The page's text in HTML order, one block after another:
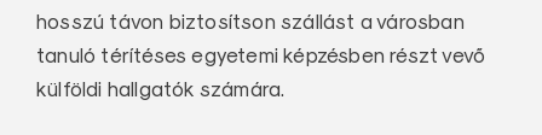
hosszú távon biztosítson szállást a városban
tanuló térítéses egyetemi képzésben részt vevő
külföldi hallgatók számára.